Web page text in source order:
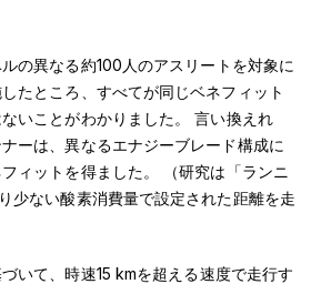
の異なる約100人のアスリートを対象に
たところ、すべてが同じベネフィット
いことがわかりました。 言い換えれ
ーは、異なるエナジーブレード構成に
ィットを得ました。 （研究は「ランニ
少ない酸素消費量で設定された距離を走
いて、時速15 kmを超える速度で走行す